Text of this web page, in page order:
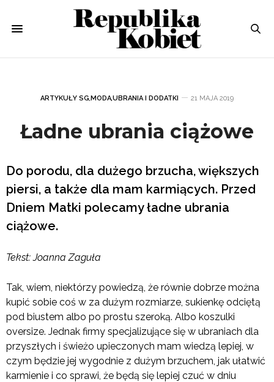
ARTYKUŁY SG,MODA,UBRANIA I DODATKI 21 MAJA 2019
Ładne ubrania ciążowe
Do porodu, dla dużego brzucha, większych
piersi, a także dla mam karmiących. Przed
Dniem Matki polecamy ładne ubrania
ciążowe.
Tekst: Joanna Zaguła
Tak, wiem, niektórzy powiedzą, że równie dobrze można
kupić sobie coś w za dużym rozmiarze, sukienkę odciętą
pod biustem albo po prostu szeroką. Albo koszulki
oversize. Jednak firmy specjalizujące się w ubraniach dla
przyszłych i świeżo upieczonych mam wiedzą lepiej, w
czym będzie jej wygodnie z dużym brzuchem, jak ułatwić
karmienie i co sprawi, że będą się lepiej czuć w dniu